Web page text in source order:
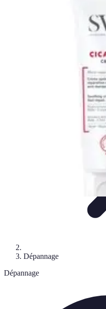
Outils et Équipements
Dépannage plomberie
Dépannage
Dépannage